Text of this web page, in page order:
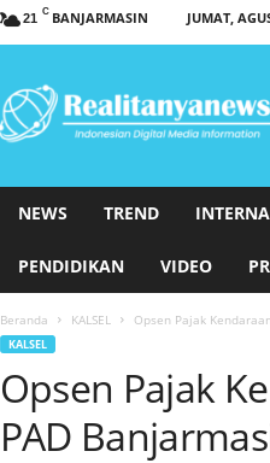
21 C BANJARMASIN JUMAT,
NEWS TREND
PENDIDIKAN VIDEO
Beranda KALSEL Opsen Pajak
KALSEL
Opsen Pajak
PAD